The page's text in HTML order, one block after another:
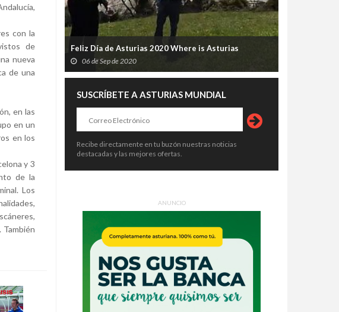
con la
de
nueva
de una
en las
en un
en los
y 3
de la
Los
Feliz Día de Asturias 2020 Where is Asturias
06 de Sep de 2020
SUSCRÍBETE A ASTURIAS MUNDIAL
Recibe directamente en tu buzón nuestras noticias
destacadas y las mejores ofertas.
ANUNCIO